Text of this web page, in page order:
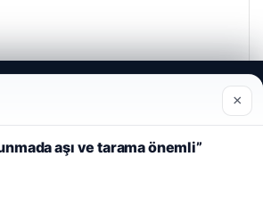
ve geliştirmek amacıyla çerezler
Et
×
aşı ve tarama önemli”